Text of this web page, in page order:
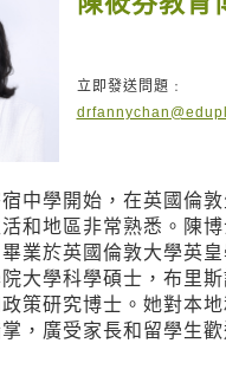
立即發送問題﹕
中學開始，在英國倫
和地區非常熟悉。陳
業於英國倫敦大學英
大學科學碩士，布里
策研究博士。她對本
，廣受家長和留學生歡